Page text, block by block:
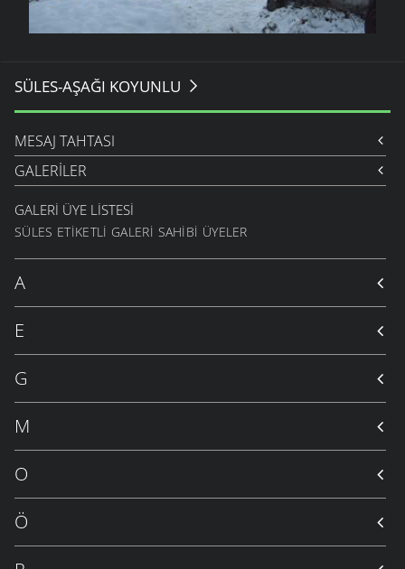
SÜLES-AŞAĞI KOYUNLU
MESAJ TAHTASI
GALERILER
GALERI ÜYE LISTESI
SÜLES ETIKETLI GALERI SAHIBI ÜYELER
A
E
G
M
O
Ö